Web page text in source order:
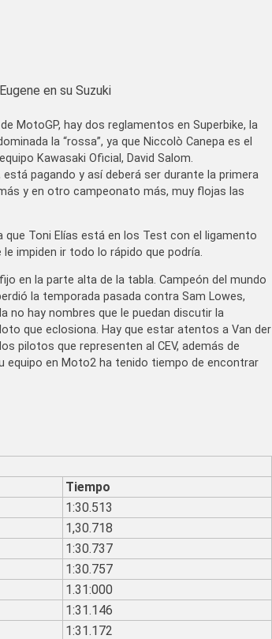
en su Suzuki
MotoGP, hay dos reglamentos en Superbike, la
la “rossa”, ya que Niccolò Canepa es el
Kawasaki Oficial, David Salom.
pagando y así deberá ser durante la primera
y en otro campeonato más, muy flojas las
Toni Elías está en los Test con el ligamento
impiden ir todo lo rápido que podría.
en la parte alta de la tabla. Campeón del mundo
la temporada pasada contra Sam Lowes,
no hay nombres que le puedan discutir la
que eclosiona. Hay que estar atentos a Van der
pilotos que representen al CEV, además de
equipo en Moto2 ha tenido tiempo de encontrar
Tiempo
1:30.513
1,30.718
1:30.737
1:30.757
1.31:000
1:31.146
1:31.172